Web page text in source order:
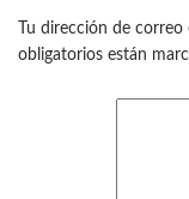
Tu dirección de
obligatorios están